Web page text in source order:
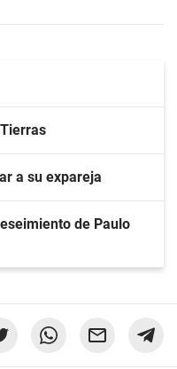
a su expareja
de Paulo